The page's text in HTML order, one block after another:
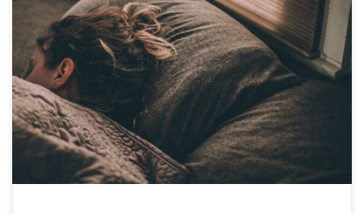
Wielu z tych, którzy sprzeciwiają się reformie marihuany,
twierdzą, że legalizacja nieuchronnie doprowadziłaby do pewnego
rodzaju apokalipsy zombie – narodu leniwych palaczy, którzy nie
mogą znaleźć motywacji, by wstać z kanapy i znaleźć pracę.
Chociaż strach przed leniwym upalonym społeczeństwem […]